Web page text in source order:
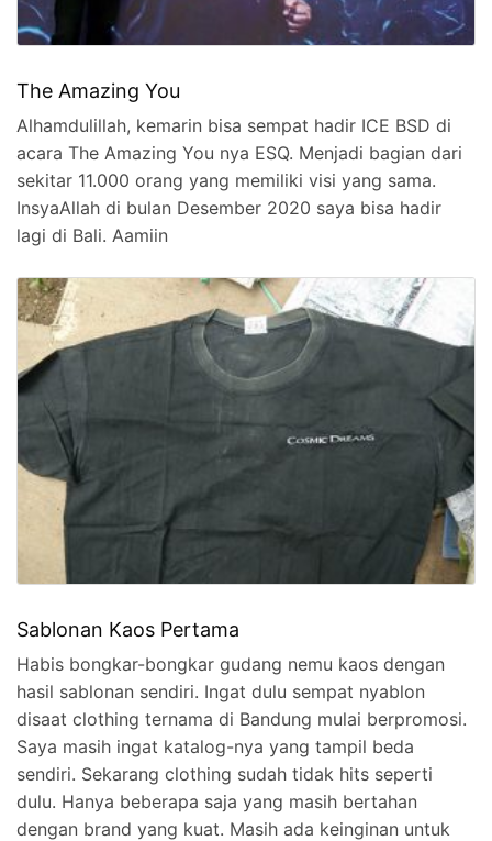
The Amazing You
Alhamdulillah, kemarin bisa sempat hadir ICE BSD di
acara The Amazing You nya ESQ. Menjadi bagian dari
sekitar 11.000 orang yang memiliki visi yang sama.
InsyaAllah di bulan Desember 2020 saya bisa hadir
lagi di Bali. Aamiin
Sablonan Kaos Pertama
Habis bongkar-bongkar gudang nemu kaos dengan
hasil sablonan sendiri. Ingat dulu sempat nyablon
disaat clothing ternama di Bandung mulai berpromosi.
Saya masih ingat katalog-nya yang tampil beda
sendiri. Sekarang clothing sudah tidak hits seperti
dulu. Hanya beberapa saja yang masih bertahan
dengan brand yang kuat. Masih ada keinginan untuk